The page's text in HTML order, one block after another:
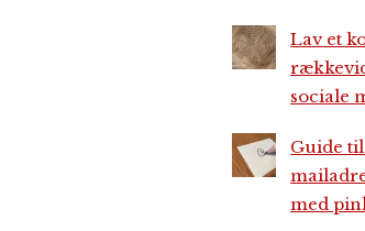
Lav et
sociale
Guide
med